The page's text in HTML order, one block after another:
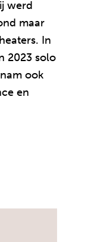
werd
maar
In
2023 solo
ook
en